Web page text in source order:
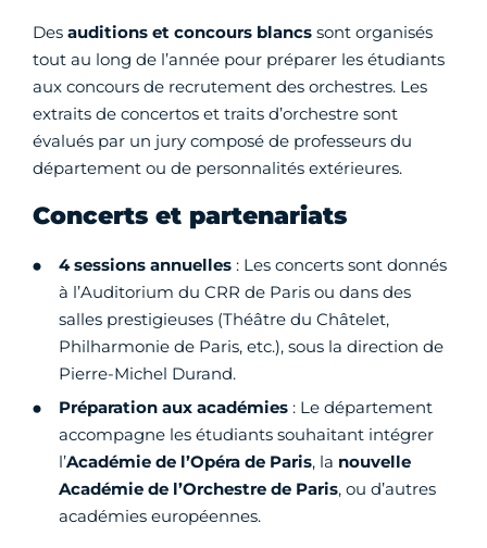
Des auditions et concours blancs sont organisés
tout au long de l’année pour préparer les étudiants
aux concours de recrutement des orchestres. Les
extraits de concertos et traits d’orchestre sont
évalués par un jury composé de professeurs du
département ou de personnalités extérieures.
Concerts et partenariats
4 sessions annuelles : Les concerts sont donnés
à l’Auditorium du CRR de Paris ou dans des
salles prestigieuses (Théâtre du Châtelet,
Philharmonie de Paris, etc.), sous la direction de
Pierre-Michel Durand.
Préparation aux académies : Le département
accompagne les étudiants souhaitant intégrer
l’Académie de l’Opéra de Paris, la nouvelle
Académie de l’Orchestre de Paris, ou d’autres
académies européennes.